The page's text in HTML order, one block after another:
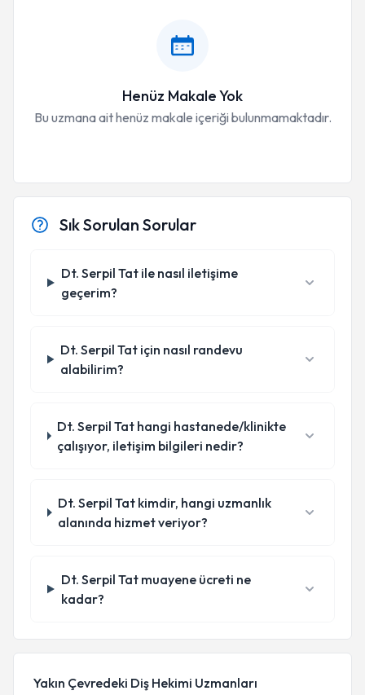
Henüz Makale Yok
Bu uzmana ait henüz makale içeriği bulunmamaktadır.
Sık Sorulan Sorular
Dt. Serpil Tat ile nasıl iletişime
geçerim?
Dt. Serpil Tat için nasıl randevu
alabilirim?
Dt. Serpil Tat hangi hastanede/klinikte
çalışıyor, iletişim bilgileri nedir?
Dt. Serpil Tat kimdir, hangi uzmanlık
alanında hizmet veriyor?
Dt. Serpil Tat muayene ücreti ne
kadar?
Yakın Çevredeki Diş Hekimi Uzmanları